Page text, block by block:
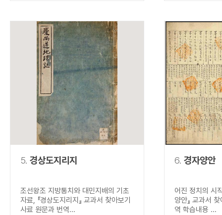
5. 경상도지리지
조선왕조 지방통치와 대민지배의 기초
자료, 『경상도지리지』 교과서 찾아보기
사료 원문과 번역...
6. 경자양안
어진 정치의 시
양안』 교과서
역 학습내용 ...